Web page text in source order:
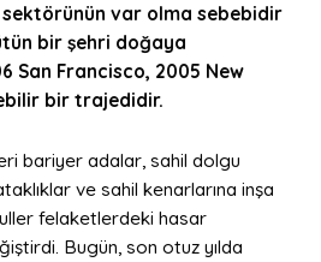
sektörünün var olma sebebidir
bir şehri doğaya
San Francisco, 2005 New
bir trajedidir.
bariyer adalar, sahil dolgu
ve sahil kenarlarına inşa
felaketlerdeki hasar
Bugün, son otuz yılda